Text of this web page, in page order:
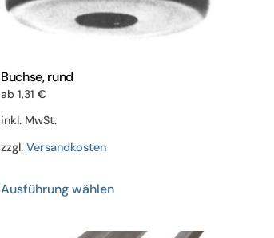
Buchse, rund
ab 1,31 €
inkl. MwSt.
zzgl. Versandkosten
Ausführung wählenProdukt
mehrere